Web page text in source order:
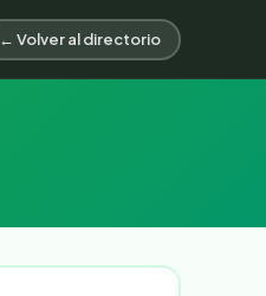
← Volver al directorio